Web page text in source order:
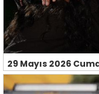
29 Mayıs 2026